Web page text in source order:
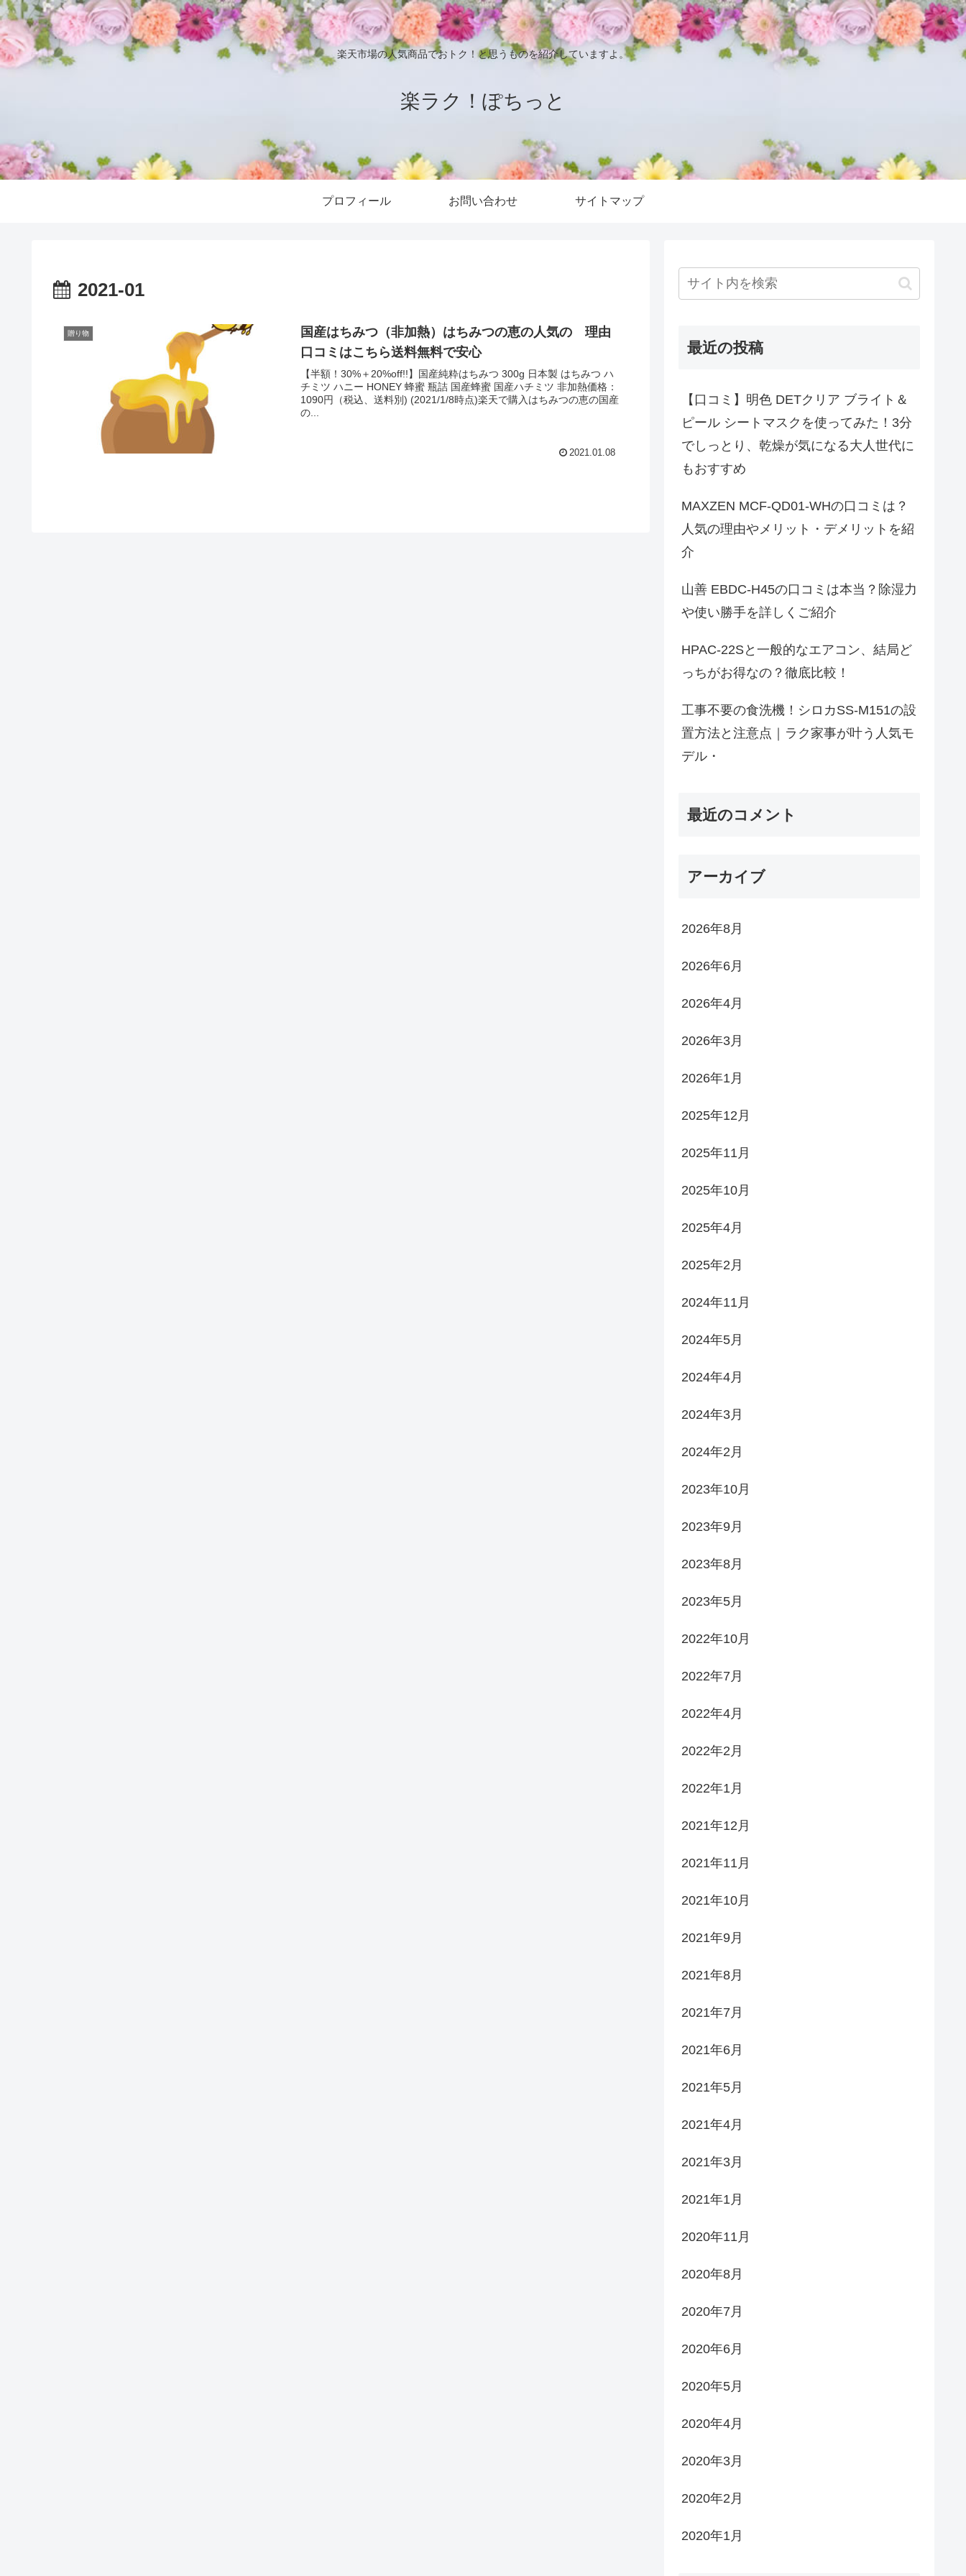
楽天市場の人気商品でおトク！と思うものを紹介していますよ。
楽ラク！ぽちっと
プロフィール お問い合わせ サイトマップ
2021-01
贈り物
国産はちみつ（非加熱）はちみつの恵の人気の 理由
口コミはこちら送料無料で安心
【半額！30%＋20%off!!】国産純粋はちみつ 300g 日本製 はちみつ ハ
チミツ ハニー HONEY 蜂蜜 瓶詰 国産蜂蜜 国産ハチミツ 非加熱価格：
1090円（税込、送料別) (2021/1/8時点)楽天で購入はちみつの恵の国産
の...
2021.01.08
最近の投稿
【口コミ】明色 DETクリア ブライト＆
ピール シートマスクを使ってみた！3分
でしっとり、乾燥が気になる大人世代に
もおすすめ
MAXZEN MCF-QD01-WHの口コミは？
人気の理由やメリット・デメリットを紹
介
山善 EBDC-H45の口コミは本当？除湿力
や使い勝手を詳しくご紹介
HPAC-22Sと一般的なエアコン、結局ど
っちがお得なの？徹底比較！
工事不要の食洗機！シロカSS-M151の設
置方法と注意点｜ラク家事が叶う人気モ
デル・
最近のコメント
アーカイブ
2026年8月
2026年6月
2026年4月
2026年3月
2026年1月
2025年12月
2025年11月
2025年10月
2025年4月
2025年2月
2024年11月
2024年5月
2024年4月
2024年3月
2024年2月
2023年10月
2023年9月
2023年8月
2023年5月
2022年10月
2022年7月
2022年4月
2022年2月
2022年1月
2021年12月
2021年11月
2021年10月
2021年9月
2021年8月
2021年7月
2021年6月
2021年5月
2021年4月
2021年3月
2021年1月
2020年11月
2020年8月
2020年7月
2020年6月
2020年5月
2020年4月
2020年3月
2020年2月
2020年1月